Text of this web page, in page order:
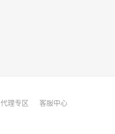
代理专区 客服中心